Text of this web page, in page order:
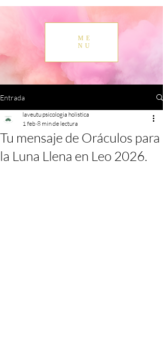
ME
NU
Entrada
Tu mensaje de Oráculos para
la Luna Llena en Leo 2026.
laveutu psicologia holistica
1 feb 8 min de lectura